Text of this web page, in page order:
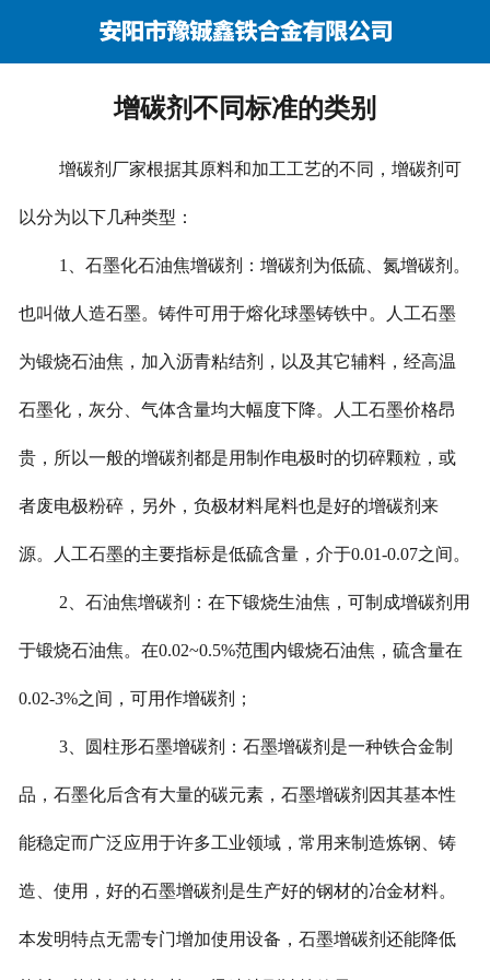
网站首页
产品行情
营销网络
在线留言
联系我们
增碳剂不同标准的类别
增碳剂厂家根据其原料和加工工艺的不同，增碳剂可
以分为以下几种类型：
1、石墨化石油焦增碳剂：增碳剂为低硫、氮增碳剂。
也叫做人造石墨。铸件可用于熔化球墨铸铁中。人工石墨
为锻烧石油焦，加入沥青粘结剂，以及其它辅料，经高温
石墨化，灰分、气体含量均大幅度下降。人工石墨价格昂
贵，所以一般的增碳剂都是用制作电极时的切碎颗粒，或
者废电极粉碎，另外，负极材料尾料也是好的增碳剂来
源。人工石墨的主要指标是低硫含量，介于0.01-0.07之间。
2、石油焦增碳剂：在下锻烧生油焦，可制成增碳剂用
于锻烧石油焦。在0.02~0.5%范围内锻烧石油焦，硫含量在
0.02-3%之间，可用作增碳剂；
3、圆柱形石墨增碳剂：石墨增碳剂是一种铁合金制
品，石墨化后含有大量的碳元素，石墨增碳剂因其基本性
能稳定而广泛应用于许多工业领域，常用来制造炼钢、铸
造、使用，好的石墨增碳剂是生产好的钢材的冶金材料。
本发明特点无需专门增加使用设备，石墨增碳剂还能降低